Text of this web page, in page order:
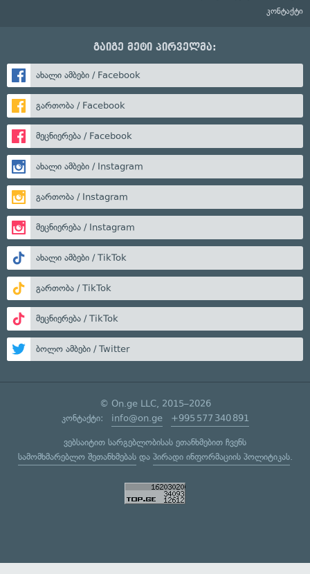
კონტაქტი
გაიგე მეტი პირველმა:
ახალი ამბები / Facebook
გართობა / Facebook
მეცნიერება / Facebook
ახალი ამბები / Instagram
გართობა / Instagram
მეცნიერება / Instagram
ახალი ამბები / TikTok
გართობა / TikTok
მეცნიერება / TikTok
ბოლო ამბები / Twitter
© On.ge LLC, 2015–2026
კონტაქტი: info@on.ge +995 577 340 891
ვებსაიტით სარგებლობისას ეთანხმებით ჩვენს
სამომხმარებლო შეთანხმებასდა პირადი ინფორმაციის პოლიტიკას.